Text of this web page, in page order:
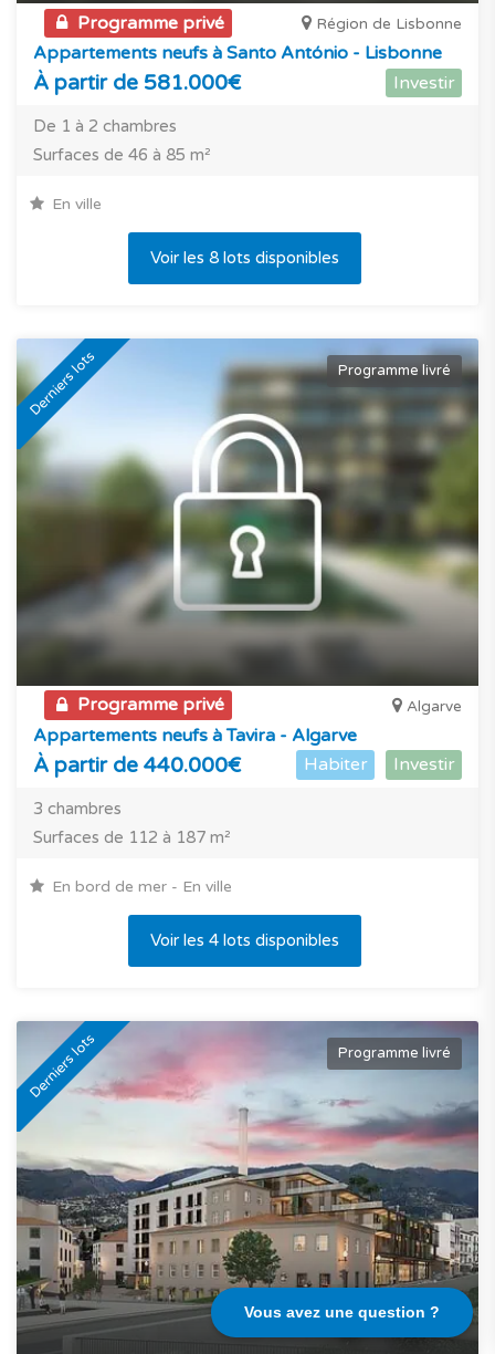
Vous avez une question ?
Programme privé Région de Lisbonne
Appartements neufs à Santo António - Lisbonne
À partir de 581.000€ Investir
De 1 à 2 chambres
Surfaces de 46 à 85 m²
En ville
Voir les 8 lots disponibles
Derniers lots Programme livré
Programme privé Algarve
Appartements neufs à Tavira - Algarve
À partir de 440.000€ Habiter Investir
3 chambres
Surfaces de 112 à 187 m²
En bord de mer - En ville
Voir les 4 lots disponibles
Derniers lots Programme livré